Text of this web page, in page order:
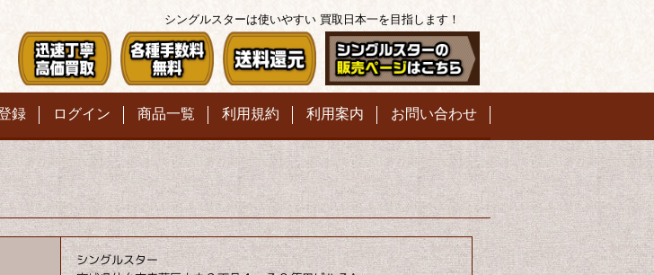
シングルスターは使いやすい 買取日本一を目指します！
お問い合わせ
利用案内
利用規約
商品一覧
ログイン
録